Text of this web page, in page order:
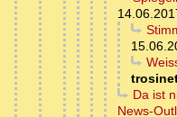
Da ist
News-